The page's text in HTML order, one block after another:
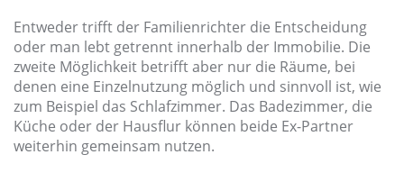
Entweder trifft der Familienrichter die Entscheidung
oder man lebt getrennt innerhalb der Immobilie. Die
zweite Möglichkeit betrifft aber nur die Räume, bei
denen eine Einzelnutzung möglich und sinnvoll ist, wie
zum Beispiel das Schlafzimmer. Das Badezimmer, die
Küche oder der Hausflur können beide Ex-Partner
weiterhin gemeinsam nutzen.